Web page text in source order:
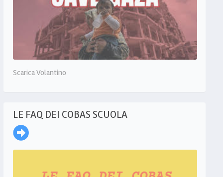
Scarica Volantino
LE FAQ DEI COBAS SCUOLA